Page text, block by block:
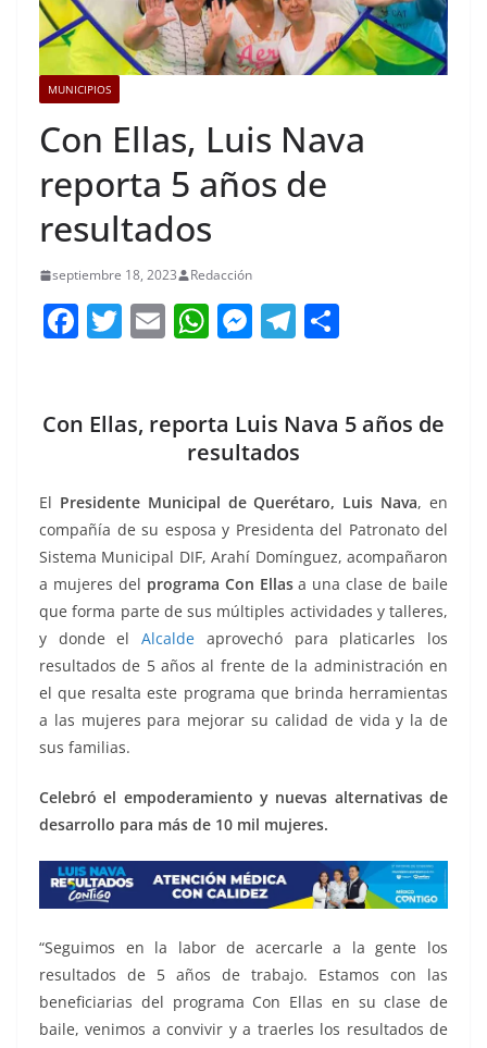
MUNICIPIOS
Con Ellas, Luis Nava
reporta 5 años de
resultados
septiembre 18, 2023 Redacción
F
e
o
o
k
T
er
E
l
W
s
A
p
p
M
e
n
g
er
T
gr
a
m
p
tir
Con Ellas, reporta Luis Nava 5 años de
resultados
El Presidente Municipal de Querétaro, Luis Nava, en
compañía de su esposa y Presidenta del Patronato del
Sistema Municipal DIF, Arahí Domínguez, acompañaron
a mujeres del programa Con Ellasa una clase de baile
que forma parte de sus múltiples actividades y talleres,
y donde elAlcalde aprovechó para platicarles los
resultados de 5 años al frente de la administración en
el que resalta este programa que brinda herramientas
a las mujeres para mejorar su calidad de vida y la de
sus familias.
Celebró el empoderamiento y nuevas alternativas de
desarrollo para más de 10 mil mujeres.
“Seguimos en la labor de acercarle a la gente los
resultados de 5 años de trabajo. Estamos con las
beneficiarias del programa Con Ellas en su clase de
baile, venimos a convivir y a traerles los resultados de